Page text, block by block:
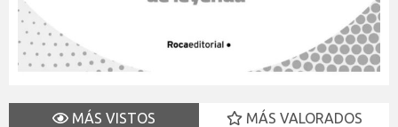
MÁS VISTOS
MÁS VALORADOS